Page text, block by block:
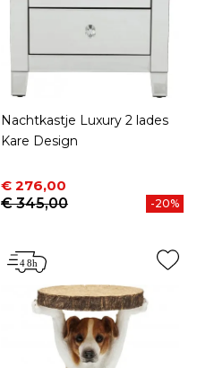
Nachtkastje Luxury 2 lades
Kare Design
Prijs
€ 276,00
Normale prijs
€ 345,00
-20%